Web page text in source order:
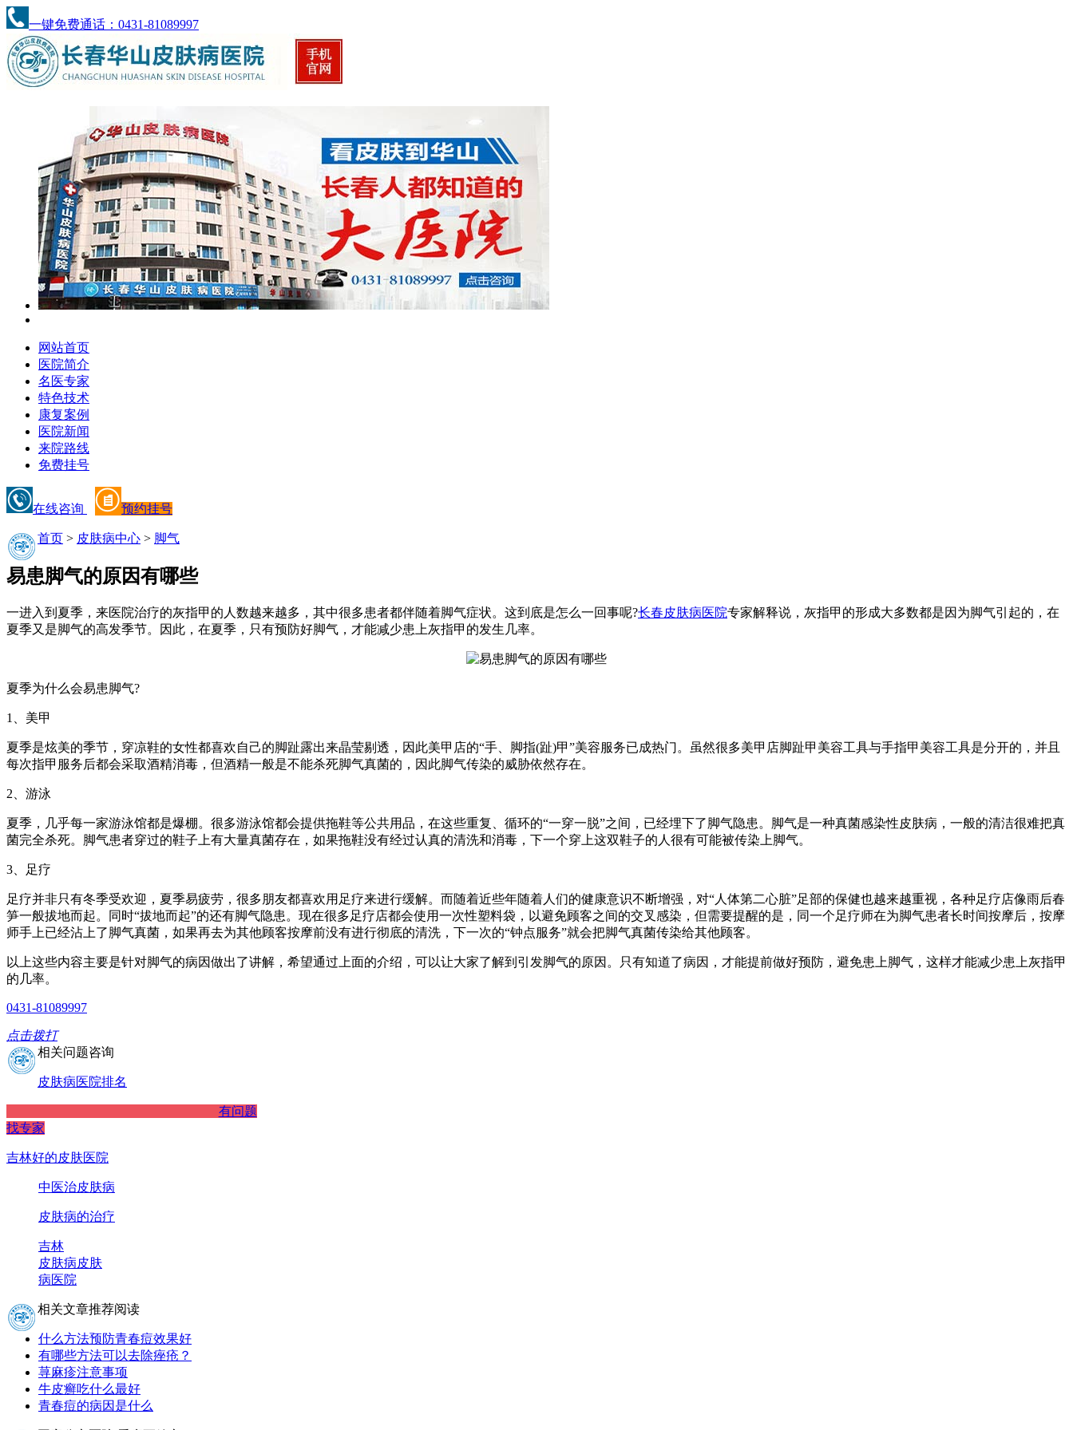
一键免费通话：0431-81089997
网站首页
医院简介
名医专家
特色技术
康复案例
医院新闻
来院路线
免费挂号
在线咨询 预约挂号
首页 > 皮肤病中心 > 脚气
易患脚气的原因有哪些
一进入到夏季，来医院治疗的灰指甲的人数越来越多，其中很多患者都伴随着脚气症状。这到底是怎么一回事呢?长春皮肤病医院专家解释说，灰指甲的形成大多数都是因为脚气引起的，在
夏季又是脚气的高发季节。因此，在夏季，只有预防好脚气，才能减少患上灰指甲的发生几率。
夏季为什么会易患脚气?
1、美甲
夏季是炫美的季节，穿凉鞋的女性都喜欢自己的脚趾露出来晶莹剔透，因此美甲店的“手、脚指(趾)甲”美容服务已成热门。虽然很多美甲店脚趾甲美容工具与手指甲美容工具是分开的，并且
每次指甲服务后都会采取酒精消毒，但酒精一般是不能杀死脚气真菌的，因此脚气传染的威胁依然存在。
2、游泳
夏季，几乎每一家游泳馆都是爆棚。很多游泳馆都会提供拖鞋等公共用品，在这些重复、循环的“一穿一脱”之间，已经埋下了脚气隐患。脚气是一种真菌感染性皮肤病，一般的清洁很难把真
菌完全杀死。脚气患者穿过的鞋子上有大量真菌存在，如果拖鞋没有经过认真的清洗和消毒，下一个穿上这双鞋子的人很有可能被传染上脚气。
3、足疗
足疗并非只有冬季受欢迎，夏季易疲劳，很多朋友都喜欢用足疗来进行缓解。而随着近些年随着人们的健康意识不断增强，对“人体第二心脏”足部的保健也越来越重视，各种足疗店像雨后春
笋一般拔地而起。同时“拔地而起”的还有脚气隐患。现在很多足疗店都会使用一次性塑料袋，以避免顾客之间的交叉感染，但需要提醒的是，同一个足疗师在为脚气患者长时间按摩后，按摩
师手上已经沾上了脚气真菌，如果再去为其他顾客按摩前没有进行彻底的清洗，下一次的“钟点服务”就会把脚气真菌传染给其他顾客。
以上这些内容主要是针对脚气的病因做出了讲解，希望通过上面的介绍，可以让大家了解到引发脚气的原因。只有知道了病因，才能提前做好预防，避免患上脚气，这样才能减少患上灰指甲
的几率。
0431-81089997
点击拨打
相关问题咨询
皮肤病医院排名
有问题
找专家
吉林好的皮肤医院
中医治皮肤病
皮肤病的治疗
吉林
皮肤病皮肤
病医院
相关文章推荐阅读
什么方法预防青春痘效果好
有哪些方法可以去除痤疮？
荨麻疹注意事项
牛皮癣吃什么最好
青春痘的病因是什么